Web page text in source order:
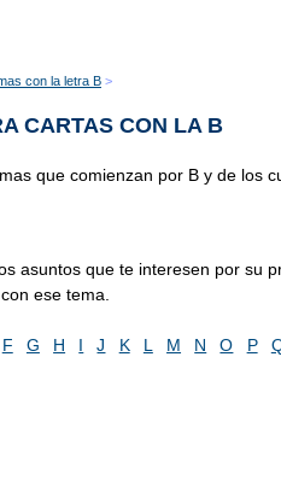
con la letra B
CARTAS CON LA B
que comienzan por B y de los
asuntos que te interesen por su
ese tema.
F G H I J K L M N O P